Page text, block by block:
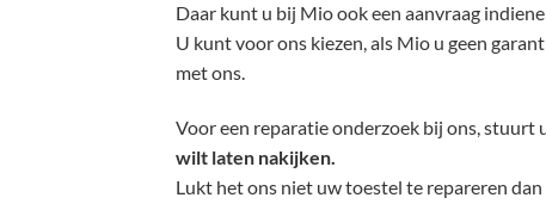
Daar kunt u bij Mio ook een aanvraag
U kunt voor ons kiezen, als Mio u geen
met ons.
Voor een reparatie onderzoek bij ons, stuurt
wilt laten nakijken.
Lukt het ons niet uw toestel te repareren